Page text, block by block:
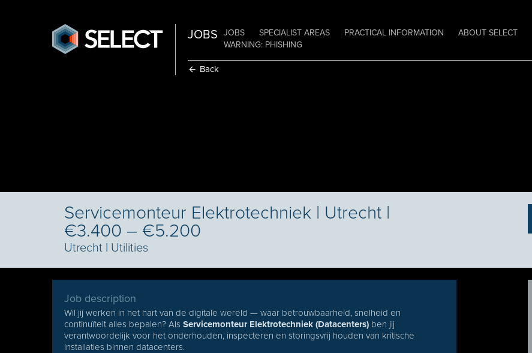
JOBS JOBS SPECIALIST AREAS PRACTICAL INFORMATION ABOUT SELECT
WARNING: PHISHING
Back
Servicemonteur Elektrotechniek | Utrecht |
€3.400 – €5.200
Utrecht I Utilities
Job description
Wil jij werken in het hart van de digitale wereld — waar betrouwbaarheid, snelheid en
continuïteit alles bepalen? AlsServicemonteur Elektrotechniek (Datacenters) ben jij
verantwoordelijk voor het onderhouden, inspecteren en storingsvrij houden van kritische
installaties binnen datacenters.